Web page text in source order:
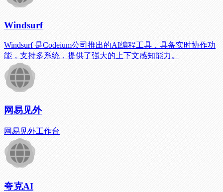
Windsurf
Windsurf 是Codeium公司推出的AI编程工具，具备实时协作功
能，支持多系统，提供了强大的上下文感知能力。
网易见外
网易见外工作台
夸克AI